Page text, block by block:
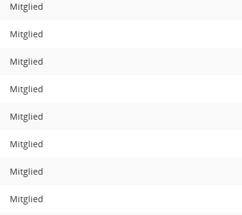
Mitglied
Mitglied
Mitglied
Mitglied
Mitglied
Mitglied
Mitglied
Mitglied